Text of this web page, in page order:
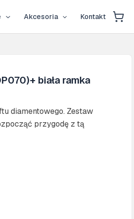
Akcesoria Kontakt
biała ramka
diamentowego. Zestaw
przygodę z tą